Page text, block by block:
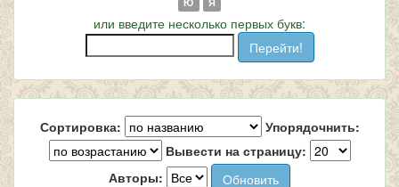
или введите несколько первых букв:
Сортировка:
Упорядочнить:
Вывести на страницу:
Авторы: